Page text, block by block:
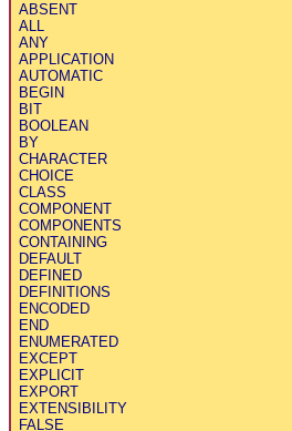
ABSENT
ALL
ANY
APPLICATION
AUTOMATIC
BEGIN
BIT
BOOLEAN
BY
CHARACTER
CHOICE
CLASS
COMPONENT
COMPONENTS
CONTAINING
DEFAULT
DEFINED
DEFINITIONS
ENCODED
END
ENUMERATED
EXCEPT
EXPLICIT
EXPORT
EXTENSIBILITY
FALSE